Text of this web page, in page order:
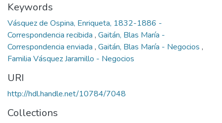
Keywords
Vásquez de Ospina, Enriqueta, 1832-1886 -
Correspondencia recibida , Gaitán, Blas María -
Correspondencia enviada , Gaitán, Blas María - Negocios ,
Familia Vásquez Jaramillo - Negocios
URI
http://hdl.handle.net/10784/7048
Collections